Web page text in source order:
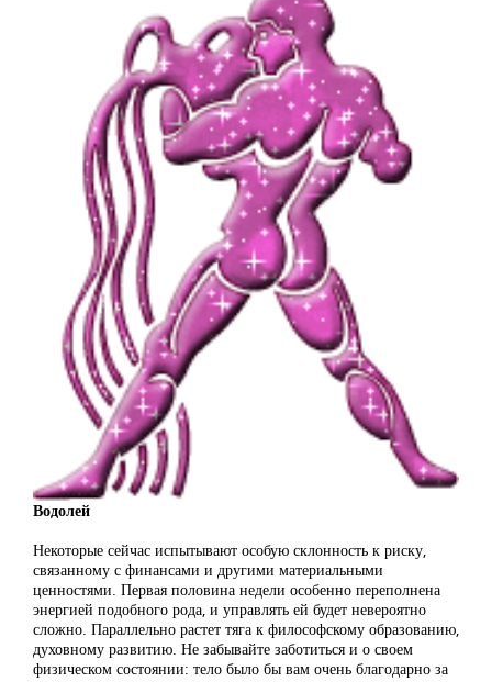
Водолей
Некоторые сейчас испытывают особую склонность к риску,
связанному с финансами и другими материальными
ценностями. Первая половина недели особенно переполнена
энергией подобного рода, и управлять ей будет невероятно
сложно. Параллельно растет тяга к философскому образованию,
духовному развитию. Не забывайте заботиться и о своем
физическом состоянии: тело было бы вам очень благодарно за